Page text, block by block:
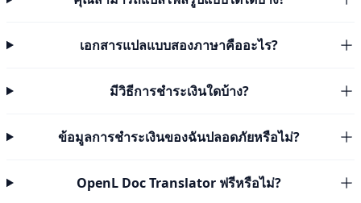
เอกสารแปลแบบสองภาษาคืออะไร?
มีวิธีการชำระเงินใดบ้าง?
ข้อมูลการชำระเงินของฉันปลอดภัยหรือไม่?
OpenL Doc Translator ฟรีหรือไม่?